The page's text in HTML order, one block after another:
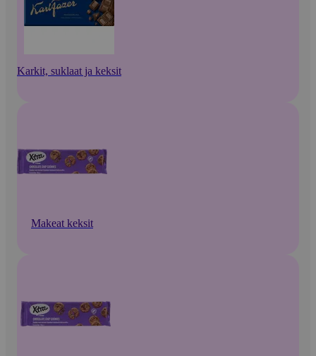
Karkit, suklaat ja keksit
Makeat keksit